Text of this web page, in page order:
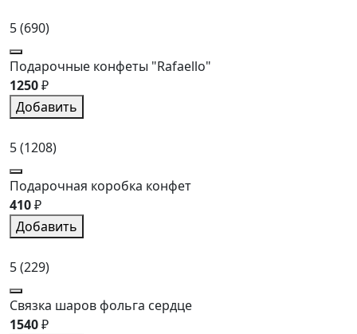
5(690)
Подарочные конфеты "Rafaello"
1250₽
Добавить
5(1208)
Подарочная коробка конфет
410₽
Добавить
5(229)
Связка шаров фольга сердце
1540₽